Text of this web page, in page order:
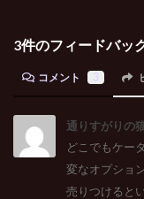
3件のフィードバッ
コメント
通りすがりの
どこでもケー
変なオプショ
売りつけると